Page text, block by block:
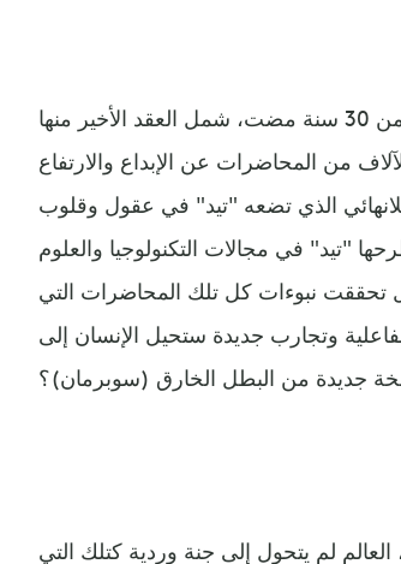
دعنا نُعيد صياغة ذلك السؤال بطريقة أخرى: خلال أكثر من 30 سنة مضت، شمل العقد الأخير منها
من المحاضرات عن الإبداع والارتفاع
الذي تضعه "تيد" في عقول وقلوب
"تيد" في مجالات التكنولوجيا والعلوم
تحققت نبوءات كل تلك المحاضرات التي
وتجارب جديدة ستحيل الإنسان إلى
جديدة من البطل الخارق (سوبرمان)؟
لم يتحول إلى جنة وردية كتلك التي